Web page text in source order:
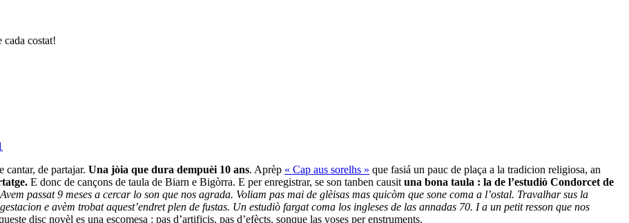
cada costat!
cantar, de partajar. Una jòia que dura dempuèi 10 ans. Aprèp « Cap aus sorelhs » que fasiá un pauc de plaça a la tradicion religiosa, an
E donc de cançons de taula de Biarn e Bigòrra. E per enregistrar, se son tanben causit una bona taula : la de l’estudiò Condorcet de
passat 9 meses a cercar lo son que nos agrada. Voliam pas mai de glèisas mas quicòm que sone coma a l’ostal. Travalhar sus la
e avèm trobat aquest’endret plen de fustas. Un estudiò fargat coma los ingleses de las annadas 70. I a un petit resson que nos
disc novèl es una escomesa : pas d’artificis, pas d’efècts, sonque las voses per enstruments.